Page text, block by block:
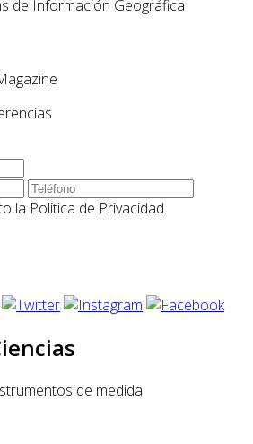
de Información Geográfica
la Politica de Privacidad